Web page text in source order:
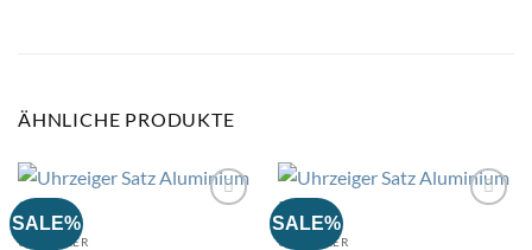
ÄHNLICHE PRODUKTE
SALE%
UHRZEIGER
SALE%
UHRZEIGER